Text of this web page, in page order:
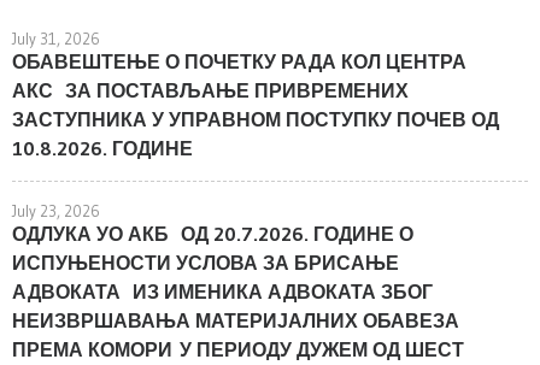
July 31, 2026
ОБАВЕШТЕЊЕ О ПОЧЕТКУ РАДА КОЛ ЦЕНТРА
АКС ЗА ПОСТАВЉАЊЕ ПРИВРЕМЕНИХ
ЗАСТУПНИКА У УПРАВНОМ ПОСТУПКУ ПОЧЕВ ОД
10.8.2026. ГОДИНЕ
July 23, 2026
ОДЛУКА УО АКБ ОД 20.7.2026. ГОДИНЕ О
ИСПУЊЕНОСТИ УСЛОВА ЗА БРИСАЊЕ
АДВОКАТА ИЗ ИМЕНИКА АДВОКАТА ЗБОГ
НЕИЗВРШАВАЊА МАТЕРИЈАЛНИХ ОБАВЕЗА
ПРЕМА КОМОРИ У ПЕРИОДУ ДУЖЕМ ОД ШЕСТ